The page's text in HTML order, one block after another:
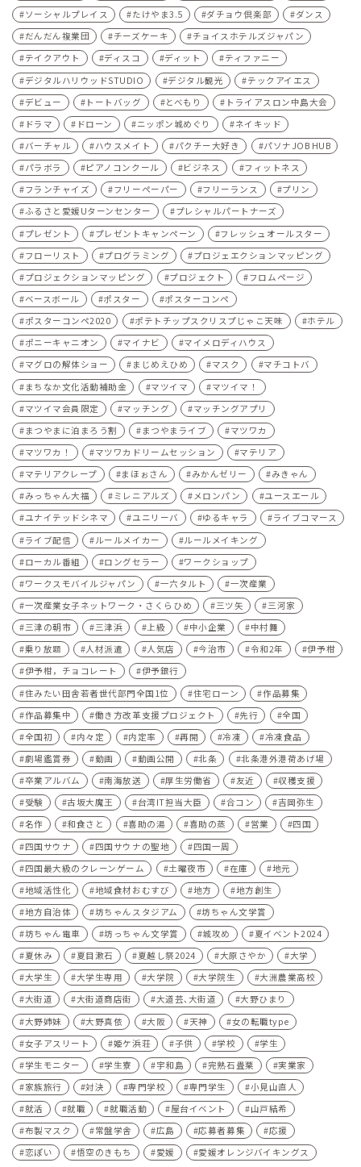
ソーシャルプレイス たけやま3.5 ダチョウ倶楽部
ダンス
だんだん複業団
チーズケーキ
チョイスホテルズジャパン
テイクアウト
ディスコ ディット
ティファニー
デジタルハリウッドSTUDIO
デジタル観光
テックアイエス
デビュー
トートバッグ とべもり
トライアスロン中島大会
ドラマ
ドローン ニッポン城めぐり
ネイキッド
バーチャル
ハウスメイト パクチー大好き
パソナJOB HUB
パラボラ
ピアノコンクール ビジネス
フィットネス
フランチャイズ
フリーペーパー フリーランス
プリン
ふるさと愛媛Uターンセンター
プレシャルパートナーズ
プレゼント
プレゼントキャンペーン
フレッシュオールスター
フローリスト
プログラミング
プロジェエクションマッピング
プロジェクションマッピング
プロジェクト
フロムページ
ベースボール
ポスター
ポスターコンペ
ポスターコンペ2020
ポテトチップスクリスプじゃこ天味
ホテル
ポニーキャニオン
マイナビ
マイメロディハウス
マグロの解体ショー
まじめえひめ マスク
マチコトバ
まちなか文化活動補助金
マツイマ
マツイマ！
マツイマ会員限定
マッチング
マッチングアプリ
まつやまに泊まろう割
まつやまライブ
マツワカ
マツワカ！
マツワカドリームセッション
マテリア
マテリアクレープ
まほぉさん みかんゼリー
みきゃん
みっちゃん大福
ミレニアルズ メロンパン
ユースエール
ユナイテッドシネマ
ユニリーバ ゆるキャラ
ライブコマース
ライブ配信
ルールメイカー
ルールメイキング
ローカル番組
ロングセラー
ワークショップ
ワークスモバイルジャパン
一六タルト
一次産業
一次産業女子ネットワーク・さくらひめ
三ツ矢
三河家
三津の朝市
三津浜 上級 中小企業
中村舞
乗り放題
人材派遣 人気店 今治市 令和2年
伊予柑
伊予柑，チョコレート
伊予銀行
住みたい田舎若者世代部門全国1位
住宅ローン
作品募集
作品募集中
働き方改革支援プロジェクト 先行
全国
全国初
内々定 内定率 再開 冷凍
冷凍食品
劇場鑑賞券
動画 動画公開 北条
北条港外港荷あげ場
卒業アルバム
南海放送 厚生労働省 友近
収穫支援
受験
古坂大魔王 台湾IT担当大臣 合コン
吉岡弥生
名作
和食さと 喜助の湯 喜助の蒸 営業
四国
四国サウナ
四国サウナの聖地
四国一周
四国最大級のクレーンゲーム
土曜夜市 在庫
地元
地域活性化
地域食材おむすび 地方
地方創生
地方自治体
坊ちゃんスタジアム
坊ちゃん文学賞
坊ちゃん電車
坊っちゃん文学賞 城攻め
夏イベント2024
夏休み
夏目漱石 夏越し祭2024 大原さやか
大学
大学生
大学生専用 大学院 大学院生
大洲農業高校
大街道
大街道商店街 大道芸､大街道
大野ひまり
大野姉妹
大野真依 大阪 天神
女の転職type
女子アスリート
姫ケ浜荘 子供 学校
学生
学生モニター
学生寮 宇和島 完熟石畳栗
実業家
家族旅行
対決 専門学校 専門学生
小見山直人
就活
就職 就職活動 屋台イベント
山戸結希
布製マスク
常盤学舎 広島 応募者募集
応援
恋ぽい
悟空のきもち 愛媛
愛媛オレンジバイキングス